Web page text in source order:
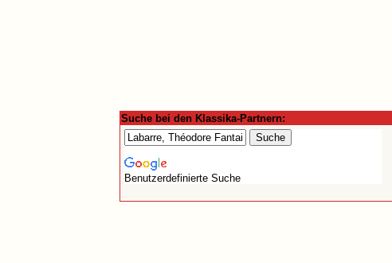
Suche bei den Klassika-Partnern:
Benutzerdefinierte Suche